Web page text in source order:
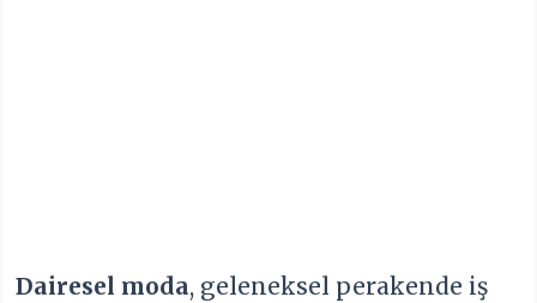
Dairesel moda, geleneksel perakende iş